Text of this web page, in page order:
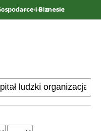
i Biznesie